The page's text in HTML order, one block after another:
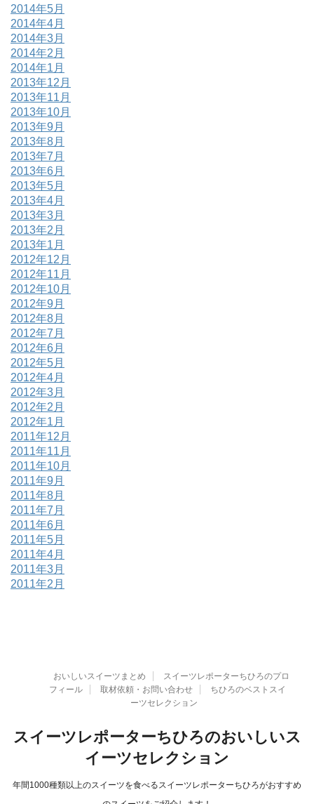
2014年5月
2014年4月
2014年3月
2014年2月
2014年1月
2013年12月
2013年11月
2013年10月
2013年9月
2013年8月
2013年7月
2013年6月
2013年5月
2013年4月
2013年3月
2013年2月
2013年1月
2012年12月
2012年11月
2012年10月
2012年9月
2012年8月
2012年7月
2012年6月
2012年5月
2012年4月
2012年3月
2012年2月
2012年1月
2011年12月
2011年11月
2011年10月
2011年9月
2011年8月
2011年7月
2011年6月
2011年5月
2011年4月
2011年3月
2011年2月
おいしいスイーツまとめ
スイーツレポーターちひろのプロ
フィール
取材依頼・お問い合わせ
ちひろのベストスイ
ーツセレクション
スイーツレポーターちひろのおいしいス
イーツセレクション
年間1000種類以上のスイーツを食べるスイーツレポーターちひろがおすすめ